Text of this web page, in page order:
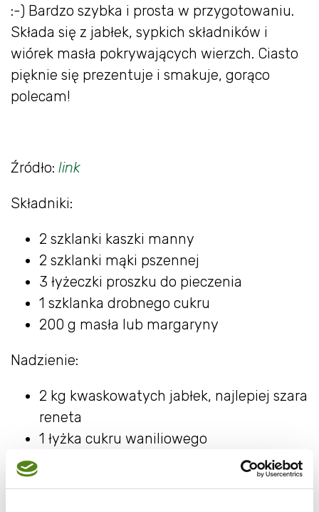
:-) Bardzo szybka i prosta w przygotowaniu.
Składa się z jabłek, sypkich składników i
wiórek masła pokrywających wierzch. Ciasto
pięknie się prezentuje i smakuje, gorąco
polecam!
Źródło: link
Składniki:
2 szklanki kaszki manny
2 szklanki mąki pszennej
3 łyżeczki proszku do pieczenia
1 szklanka drobnego cukru
200 g masła lub margaryny
Nadzienie:
2 kg kwaskowatych jabłek, najlepiej szara
reneta
1 łyżka cukru waniliowego